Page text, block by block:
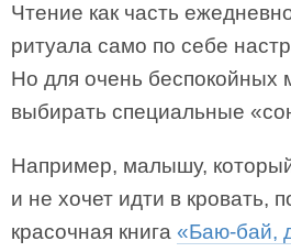
Чтение как часть
ритуала само по себе
Но для очень
выбирать специальные
Например, малышу,
и не хочет идти в кровать,
красочная книга «Баю-бай,